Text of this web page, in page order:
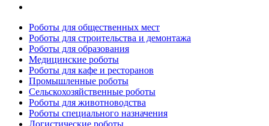
Роботы для общественных мест
Роботы для строительства и демонтажа
Роботы для образования
Медицинские роботы
Роботы для кафе и ресторанов
Промышленные роботы
Сельскохозяйственные роботы
Роботы для животноводства
Роботы специального назначения